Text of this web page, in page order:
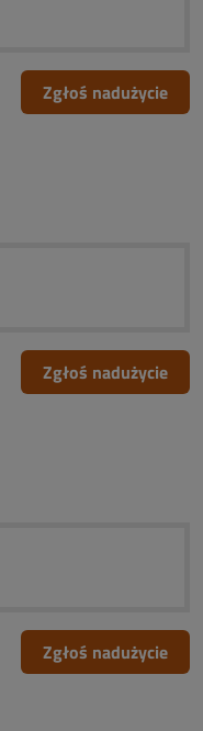
Zgłoś nadużycie
Zgłoś nadużycie
Zgłoś nadużycie